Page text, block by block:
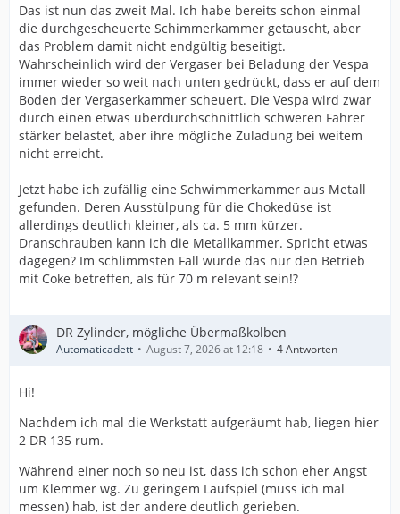
Das ist nun das zweit Mal. Ich habe bereits schon einmal
die durchgescheuerte Schimmerkammer getauscht, aber
das Problem damit nicht endgültig beseitigt.
Wahrscheinlich wird der Vergaser bei Beladung der Vespa
immer wieder so weit nach unten gedrückt, dass er auf dem
Boden der Vergaserkammer scheuert. Die Vespa wird zwar
durch einen etwas überdurchschnittlich schweren Fahrer
stärker belastet, aber ihre mögliche Zuladung bei weitem
nicht erreicht.
Jetzt habe ich zufällig eine Schwimmerkammer aus Metall
gefunden. Deren Ausstülpung für die Chokedüse ist
allerdings deutlich kleiner, als ca. 5 mm kürzer.
Dranschrauben kann ich die Metallkammer. Spricht etwas
dagegen? Im schlimmsten Fall würde das nur den Betrieb
mit Coke betreffen, als für 70 m relevant sein!?
DR Zylinder, mögliche Übermaßkolben
Automaticadett August 7, 2026 at 12:18 4 Antworten
Hi!
Nachdem ich mal die Werkstatt aufgeräumt hab, liegen hier
2 DR 135 rum.
Während einer noch so neu ist, dass ich schon eher Angst
um Klemmer wg. Zu geringem Laufspiel (muss ich mal
messen) hab, ist der andere deutlich gerieben.